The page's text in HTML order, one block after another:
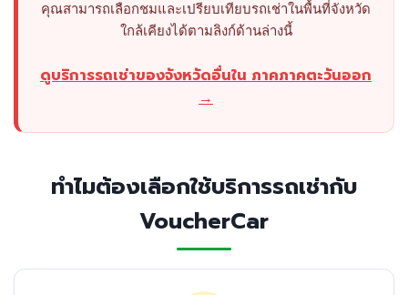
คุณสามารถเลือกชมและเปรียบเทียบรถเช่าในพื้นที่จังหวัด
ใกล้เคียงได้ตามลิงก์ด้านล่างนี้
ดูบริการรถเช่าของจังหวัดอื่นใน ภาคภาคตะวันออก
→
ทำไมต้องเลือกใช้บริการรถเช่ากับ
VoucherCar